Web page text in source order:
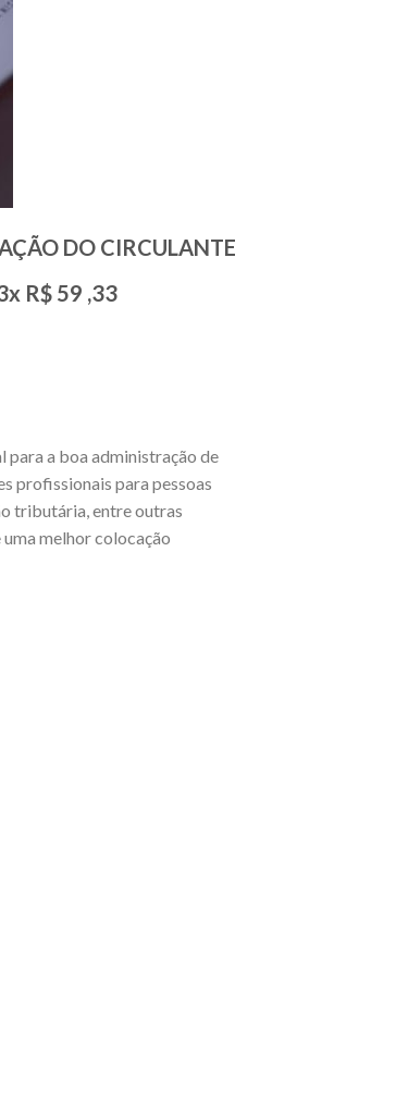
DO CIRCULANTE
R$ 59 ,33
a boa administração de
profissionais para pessoas
tributária, entre outras
melhor colocação